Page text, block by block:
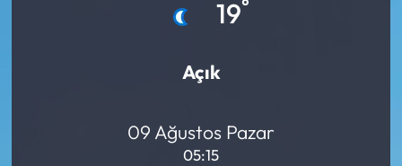
19°
Açık
09 Ağustos Pazar
05:15